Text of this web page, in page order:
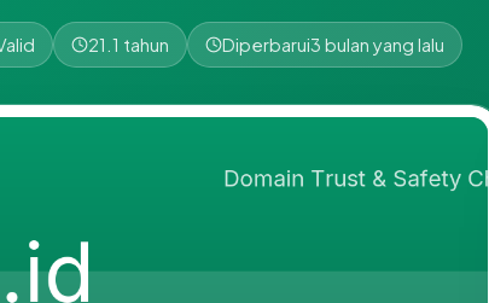
21.1 tahun Diperbarui3 bulan yang lalu